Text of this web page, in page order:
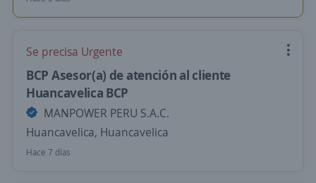
Se precisa Urgente
BCP Asesor(a) de atención al cliente
Huancavelica BCP
MANPOWER PERU S.A.C.
Huancavelica, Huancavelica
Hace 7 días